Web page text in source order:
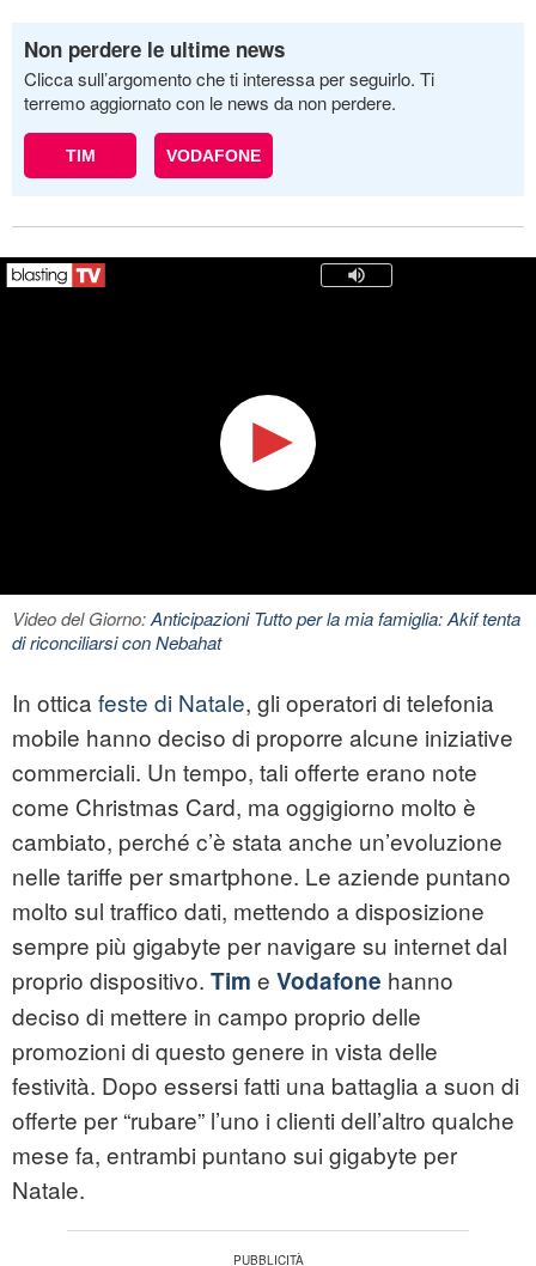
Non perdere le ultime news
Clicca sull’argomento che ti interessa per seguirlo. Ti
terremo aggiornato con le news da non perdere.
TIM VODAFONE
Video del Giorno:Anticipazioni Tutto per la mia famiglia: Akif tenta
di riconciliarsi con Nebahat
In ottica feste di Natale, gli operatori di telefonia
mobile hanno deciso di proporre alcune iniziative
commerciali. Un tempo, tali offerte erano note
come Christmas Card, ma oggigiorno molto è
cambiato, perché c’è stata anche un’evoluzione
nelle tariffe per smartphone. Le aziende puntano
molto sul traffico dati, mettendo a disposizione
sempre più gigabyte per navigare su internet dal
proprio dispositivo. Tim e Vodafone hanno
deciso di mettere in campo proprio delle
promozioni di questo genere in vista delle
festività. Dopo essersi fatti una battaglia a suon di
offerte per “rubare” l’uno i clienti dell’altro qualche
mese fa, entrambi puntano sui gigabyte per
Natale.